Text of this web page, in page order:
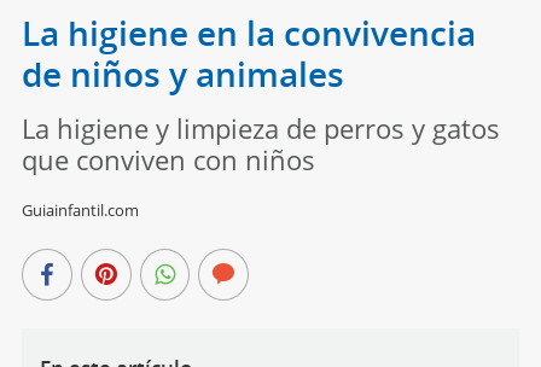
La higiene en la convivencia
de niños y animales
La higiene y limpieza de perros y gatos
que conviven con niños
Guiainfantil.com